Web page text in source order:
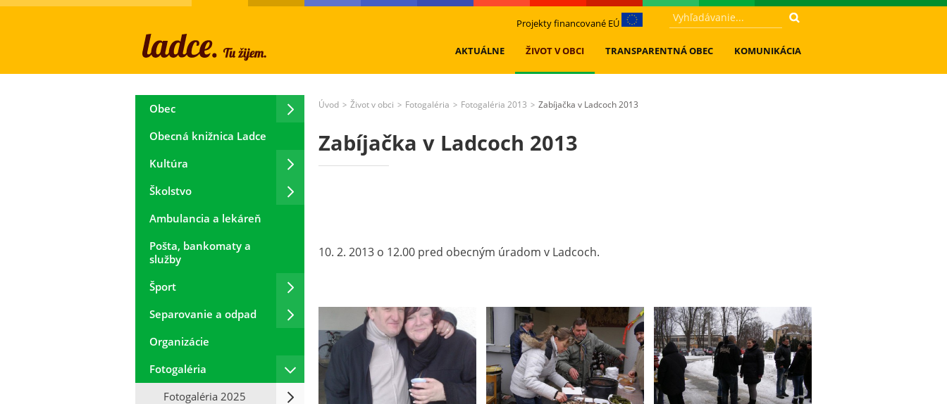
Projekty financované EÚ
AKTUÁLNE ŽIVOT V OBCI TRANSPARENTNÁ OBEC KOMUNIKÁCIA
Obec
Obecná knižnica Ladce
Kultúra
Školstvo
Ambulancia a lekáreň
Pošta, bankomaty a
služby
Šport
Separovanie a odpad
Organizácie
Fotogaléria
Fotogaléria 2025
Úvod > Život v obci > Fotogaléria > Fotogaléria 2013 > Zabíjačka v Ladcoch 2013
Zabíjačka v Ladcoch 2013
10. 2. 2013 o 12.00 pred obecným úradom v Ladcoch.